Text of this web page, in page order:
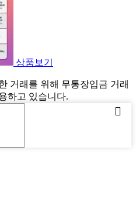
상품보기
거래를 위해 무통장입금 거래
하고 있습니다.